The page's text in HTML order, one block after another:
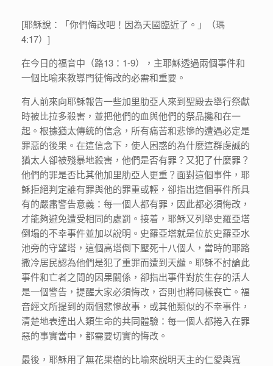
[耶穌說：「你們悔改吧！因為天國臨近了。」（瑪
4:17）]
在今日的福音中（路13：1-9），主耶穌透過兩個事件和
一個比喻來教導門徒悔改的必需和重要。
有人前來向耶穌報告一些加里肋亞人來到聖殿去舉行祭獻
時被比拉多殺害，並把他們的血與他們的祭品攙和在一
起。根據猶太傳統的信念，所有痛苦和悲慘的遭遇必定是
罪惡的後果。在這信念下，使人困惑的為什麼這群虔誠的
猶太人卻被殘暴地殺害，他們是否有罪？又犯了什麼罪？
他們的罪是否比其他加里肋亞人更重？面對這個事件，耶
穌拒絕判定誰有罪與他的罪重或輕，卻指出這個事件所具
有的嚴肅警告意義：每一個人都有罪，因此都必須悔改，
才能夠避免遭受相同的處罰。接着，耶穌又列舉史羅亞塔
倒塌的不幸事件並加以說明。史羅亞塔就是位於史羅亞水
池旁的守望塔，這個高塔倒下壓死十八個人，當時的耶路
撒冷居民認為他們是犯了重罪而遭到天譴。耶穌不討論此
事件和亡者之間的因果關係，卻指出事件對於生存的活人
是一個警告，提醒大家必須悔改，否則也將同樣喪亡。福
音經文所提到的兩個悲慘故事，或其他類似的不幸事件，
清楚地表達出人類生命的共同體驗：每一個人都捲入在罪
惡的事實當中，都需要切實的悔改。
最後，耶穌用了無花果樹的比喻來說明天主的仁愛與寬